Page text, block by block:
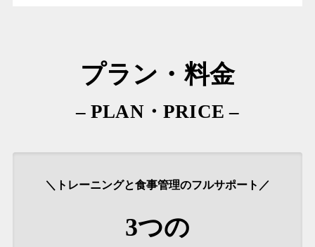
プラン・料金
– PLAN・PRICE –
＼トレーニングと食事管理のフルサポート／
3つの